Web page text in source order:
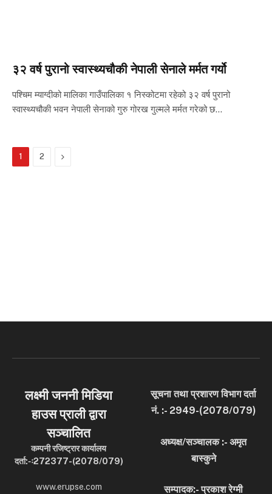
३२ वर्ष पुरानो स्वास्थ्यचौकी नेपाली सेनाले मर्मत गर्यो
पश्चिम म्याग्दीको मालिका गाउँपालिका १ निस्कोटमा रहेको ३२ वर्ष पुरानो
स्वास्थ्यचौकी भवन नेपाली सेनाको गुरु गोरख गुल्मले मर्मत गरेको छ…
1 2 Next
लक्ष्मी जननी मिडिया
हाउस प्राली द्वारा
सञ्चालित
कम्पनी रजिष्ट्रार कार्यालय
दर्ता:-ः272377-(2078/079)
www.erupse.com
सूचना तथा प्रशारण विभाग दर्ता
नं. :- 2949-(2078/079)
अध्यक्ष/सञ्चालक :- अमृत
बास्कुने
सम्पादक:- प्रकाश रेग्मी